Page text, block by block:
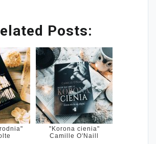
Posts:
"Korona cienia"
Camille O'Naill